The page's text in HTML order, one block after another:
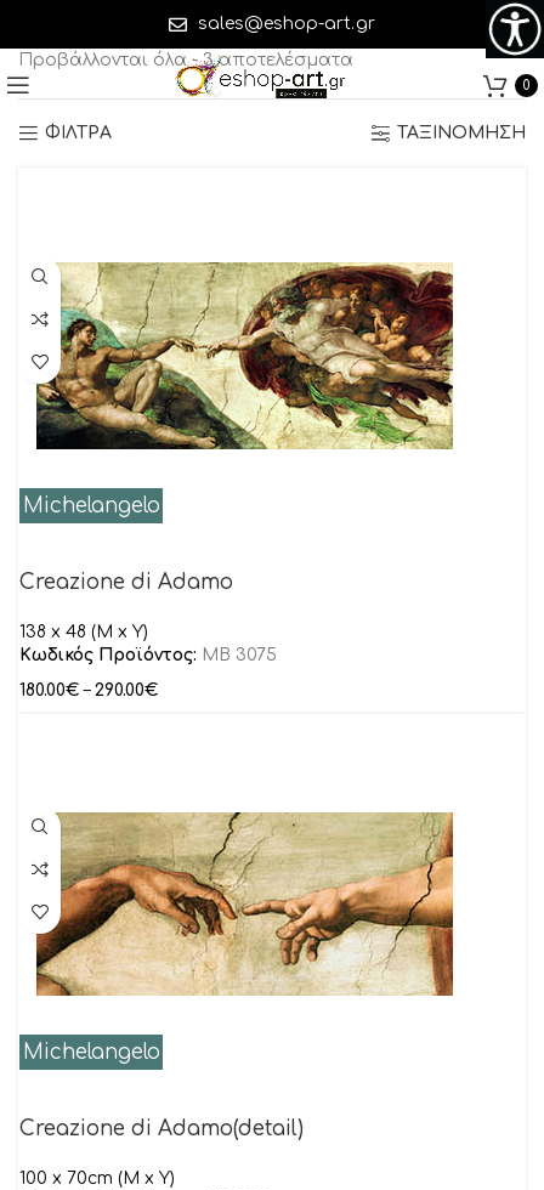
sales@eshop-art.gr
0
Προβάλλονται όλα - 3 αποτελέσματα
ΦΙΛΤΡΑ ΤΑΞΙΝΟΜΗΣΗ
Michelangelo
Creazione di Adamo
138 x 48 (M x Y)
Κωδικός Προϊόντος: MB 3075
180.00€ – 290.00€
Michelangelo
Creazione di Adamo(detail)
100 x 70cm (M x Y)